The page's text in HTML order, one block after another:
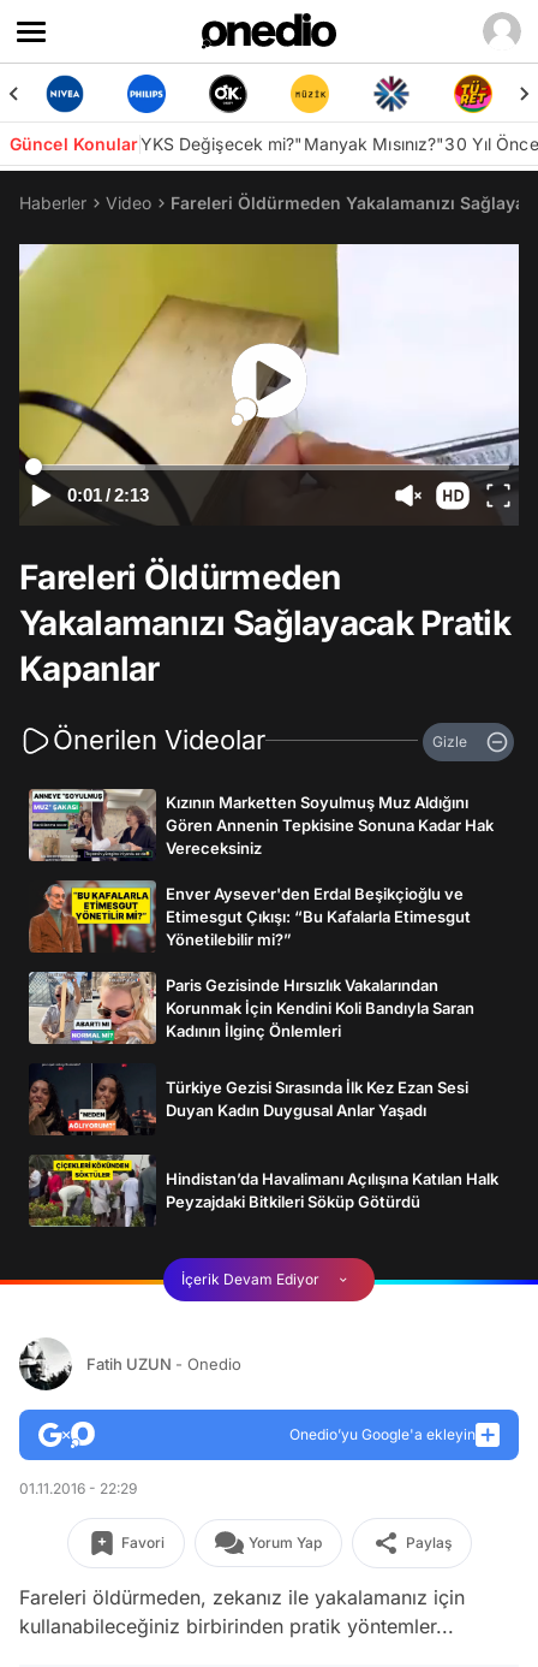
Güncel KonularYKS Değişecek mi?"Manyak Mısınız?"30 Yıl
Haberler Video Fareleri Öldürmeden Yakalamanızı
0:01/2:13
Fareleri Öldürmeden
Yakalamanızı Sağlayacak Pratik
Kapanlar
Önerilen Videolar Gizle
Kızının Marketten Soyulmuş Muz Aldığını
Gören Annenin Tepkisine Sonuna Kadar Hak
Vereceksiniz
Enver Aysever'den Erdal Beşikçioğlu ve
Etimesgut Çıkışı: “Bu Kafalarla Etimesgut
Yönetilebilir mi?”
Paris Gezisinde Hırsızlık Vakalarından
Korunmak İçin Kendini Koli Bandıyla Saran
Kadının İlginç Önlemleri
Türkiye Gezisi Sırasında İlk Kez Ezan Sesi
Duyan Kadın Duygusal Anlar Yaşadı
Hindistan’da Havalimanı Açılışına Katılan Halk
Peyzajdaki Bitkileri Söküp Götürdü
İçerik Devam Ediyor
Fatih UZUN - Onedio
Onedio’yu Google'a ekleyin
01.11.2016 - 22:29
Favori Yorum Yap Paylaş
Fareleri öldürmeden, zekanız ile yakalamanız için
kullanabileceğiniz birbirinden pratik yöntemler...